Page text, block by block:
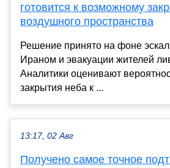
готовится к возможному
воздушного пространства
Решение принято на фоне
Ираном и эвакуации жителей
Аналитики оценивают
закрытия неба к ...
13:17, 02 Авг
Получено самое точное